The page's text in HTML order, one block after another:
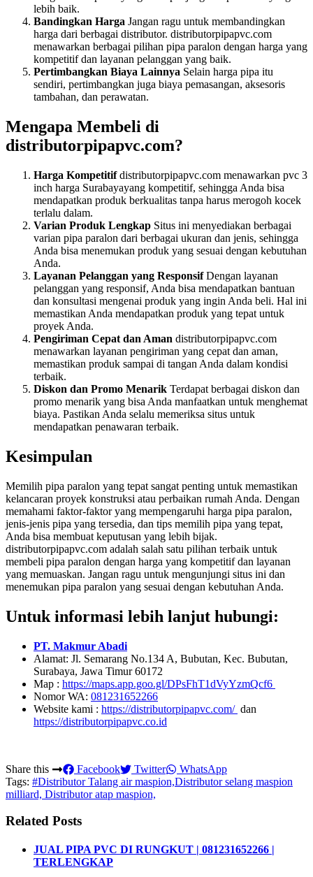
lebih baik.
Bandingkan Harga Jangan ragu untuk membandingkan
harga dari berbagai distributor. distributorpipapvc.com
menawarkan berbagai pilihan pipa paralon dengan harga yang
kompetitif dan layanan pelanggan yang baik.
Pertimbangkan Biaya Lainnya Selain harga pipa itu
sendiri, pertimbangkan juga biaya pemasangan, aksesoris
tambahan, dan perawatan.
Mengapa Membeli di
distributorpipapvc.com?
Harga Kompetitifdistributorpipapvc.com menawarkan pvc 3
inch harga Surabayayang kompetitif, sehingga Anda bisa
mendapatkan produk berkualitas tanpa harus merogoh kocek
terlalu dalam.
Varian Produk Lengkap Situs ini menyediakan berbagai
varian pipa paralon dari berbagai ukuran dan jenis, sehingga
Anda bisa menemukan produk yang sesuai dengan kebutuhan
Anda.
Layanan Pelanggan yang ResponsifDengan layanan
pelanggan yang responsif, Anda bisa mendapatkan bantuan
dan konsultasi mengenai produk yang ingin Anda beli. Hal ini
memastikan Anda mendapatkan produk yang tepat untuk
proyek Anda.
Pengiriman Cepat dan Aman distributorpipapvc.com
menawarkan layanan pengiriman yang cepat dan aman,
memastikan produk sampai di tangan Anda dalam kondisi
terbaik.
Diskon dan Promo Menarik Terdapat berbagai diskon dan
promo menarik yang bisa Anda manfaatkan untuk menghemat
biaya. Pastikan Anda selalu memeriksa situs untuk
mendapatkan penawaran terbaik.
Kesimpulan
Memilih pipa paralon yang tepat sangat penting untuk memastikan
kelancaran proyek konstruksi atau perbaikan rumah Anda. Dengan
memahami faktor-faktor yang mempengaruhi harga pipa paralon,
jenis-jenis pipa yang tersedia, dan tips memilih pipa yang tepat,
Anda bisa membuat keputusan yang lebih bijak.
distributorpipapvc.com adalah salah satu pilihan terbaik untuk
membeli pipa paralon dengan harga yang kompetitif dan layanan
yang memuaskan. Jangan ragu untuk mengunjungi situs ini dan
menemukan pipa paralon yang sesuai dengan kebutuhan Anda.
Untuk informasi lebih lanjut hubungi:
PT. Makmur Abadi
Alamat: Jl. Semarang No.134 A, Bubutan, Kec. Bubutan,
Surabaya, Jawa Timur 60172
Map : https://maps.app.goo.gl/DPsFhT1dVyYzmQcf6
Nomor WA: 081231652266
Website kami : https://distributorpipapvc.com/ dan
https://distributorpipapvc.co.id
Share this Facebook Twitter
WhatsApp
Tags: #Distributor Talang air maspion,Distributor selang maspion
milliard, Distributor atap maspion,
Related Posts
JUAL PIPA PVC DI RUNGKUT | 081231652266 |
TERLENGKAP